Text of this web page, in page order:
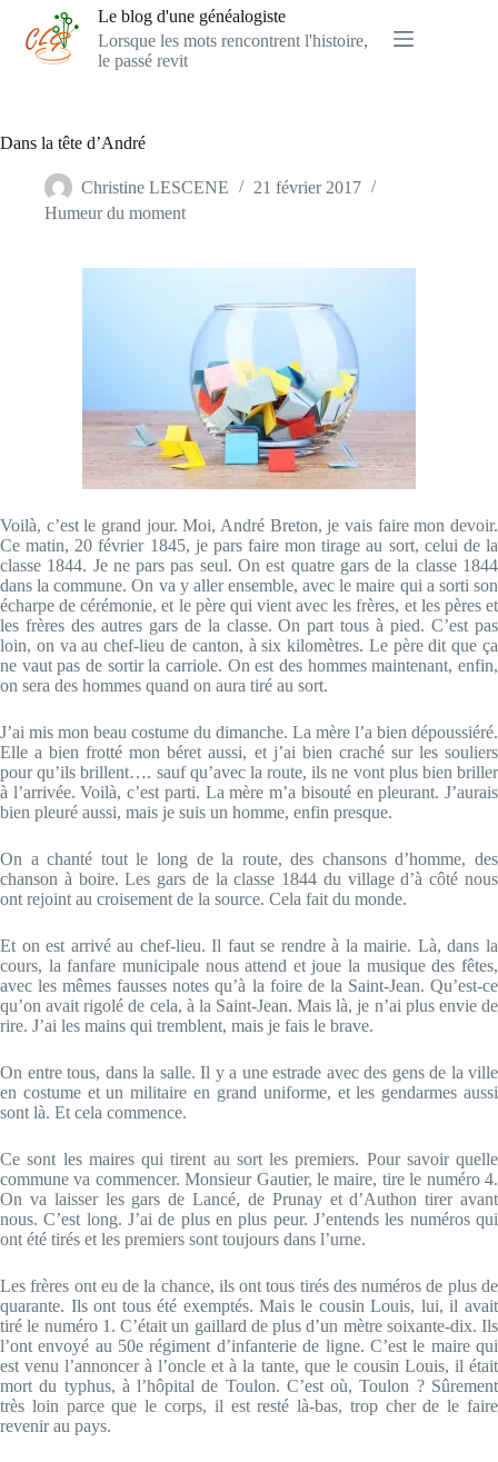
contenu
Le blog d'une généalogiste
Lorsque les mots rencontrent l'histoire,
le passé revit
Dans la tête d’André
Christine LESCENE
21 février 2017
Humeur du moment
Voilà, c’est le grand jour. Moi, André Breton, je vais faire mon devoir.
Ce matin, 20 février 1845, je pars faire mon tirage au sort, celui de la
classe 1844. Je ne pars pas seul. On est quatre gars de la classe 1844
dans la commune. On va y aller ensemble, avec le maire qui a sorti son
écharpe de cérémonie, et le père qui vient avec les frères, et les pères et
les frères des autres gars de la classe. On part tous à pied. C’est pas
loin, on va au chef-lieu de canton, à six kilomètres. Le père dit que ça
ne vaut pas de sortir la carriole. On est des hommes maintenant, enfin,
on sera des hommes quand on aura tiré au sort.
J’ai mis mon beau costume du dimanche. La mère l’a bien dépoussiéré.
Elle a bien frotté mon béret aussi, et j’ai bien craché sur les souliers
pour qu’ils brillent…. sauf qu’avec la route, ils ne vont plus bien briller
à l’arrivée. Voilà, c’est parti. La mère m’a bisouté en pleurant. J’aurais
bien pleuré aussi, mais je suis un homme, enfin presque.
On a chanté tout le long de la route, des chansons d’homme, des
chanson à boire. Les gars de la classe 1844 du village d’à côté nous
ont rejoint au croisement de la source. Cela fait du monde.
Et on est arrivé au chef-lieu. Il faut se rendre à la mairie. Là, dans la
cours, la fanfare municipale nous attend et joue la musique des fêtes,
avec les mêmes fausses notes qu’à la foire de la Saint-Jean. Qu’est-ce
qu’on avait rigolé de cela, à la Saint-Jean. Mais là, je n’ai plus envie de
rire. J’ai les mains qui tremblent, mais je fais le brave.
On entre tous, dans la salle. Il y a une estrade avec des gens de la ville
en costume et un militaire en grand uniforme, et les gendarmes aussi
sont là. Et cela commence.
Ce sont les maires qui tirent au sort les premiers. Pour savoir quelle
commune va commencer. Monsieur Gautier, le maire, tire le numéro 4.
On va laisser les gars de Lancé, de Prunay et d’Authon tirer avant
nous. C’est long. J’ai de plus en plus peur. J’entends les numéros qui
ont été tirés et les premiers sont toujours dans l’urne.
Les frères ont eu de la chance, ils ont tous tirés des numéros de plus de
quarante. Ils ont tous été exemptés. Mais le cousin Louis, lui, il avait
tiré le numéro 1. C’était un gaillard de plus d’un mètre soixante-dix. Ils
l’ont envoyé au 50e régiment d’infanterie de ligne. C’est le maire qui
est venu l’annoncer à l’oncle et à la tante, que le cousin Louis, il était
mort du typhus, à l’hôpital de Toulon. C’est où, Toulon ? Sûrement
très loin parce que le corps, il est resté là-bas, trop cher de le faire
revenir au pays.